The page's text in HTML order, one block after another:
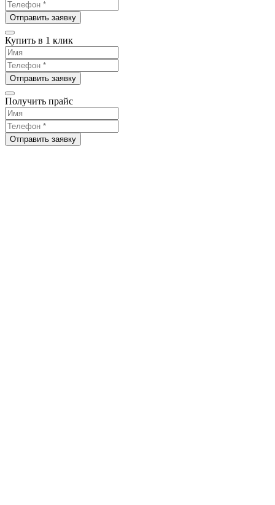
Отправить заявку
Купить в 1 клик
Отправить заявку
Получить прайс
Отправить заявку